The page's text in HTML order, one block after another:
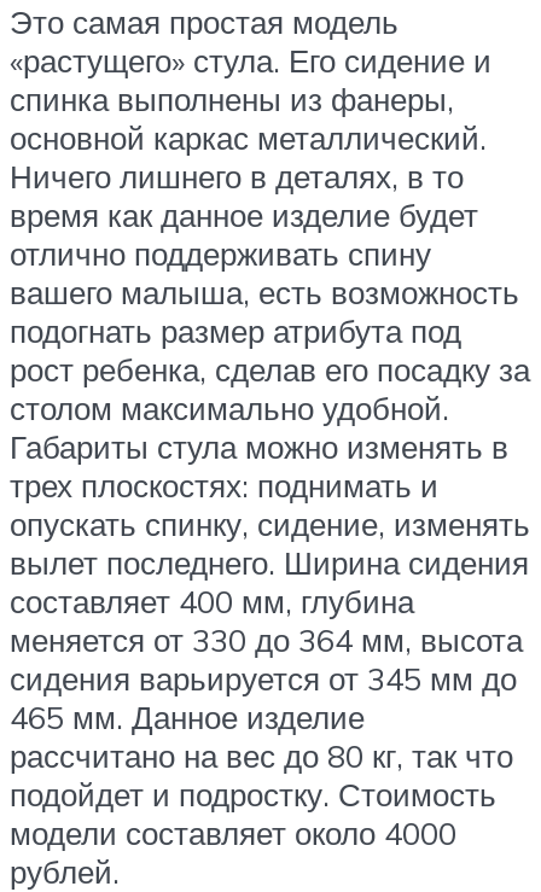
Это самая простая модель
«растущего» стула. Его сидение и
спинка выполнены из фанеры,
основной каркас металлический.
Ничего лишнего в деталях, в то
время как данное изделие будет
отлично поддерживать спину
вашего малыша, есть возможность
подогнать размер атрибута под
рост ребенка, сделав его посадку за
столом максимально удобной.
Габариты стула можно изменять в
трех плоскостях: поднимать и
опускать спинку, сидение, изменять
вылет последнего. Ширина сидения
составляет 400 мм, глубина
меняется от 330 до 364 мм, высота
сидения варьируется от 345 мм до
465 мм. Данное изделие
рассчитано на вес до 80 кг, так что
подойдет и подростку. Стоимость
модели составляет около 4000
рублей.